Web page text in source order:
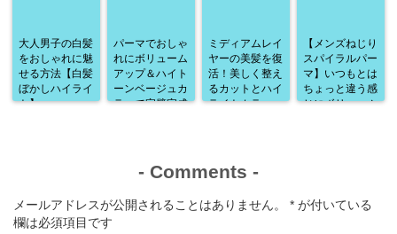
大人男子の白髪
をおしゃれに魅
せる方法【白髪
ぼかしハイライ
ト】
パーマでおしゃ
れにボリューム
アップ＆ハイト
ーンベージュカ
ラーで完璧完成
ミディアムレイ
ヤーの美髪を復
活！美しく整え
るカットとハイ
ライトカラー
【メンズねじり
スパイラルパー
マ】いつもとは
ちょっと違う感
じにボリューム
- Comments -
メールアドレスが公開されることはありません。 * が付いている
欄は必須項目です